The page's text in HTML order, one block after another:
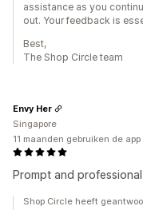
assistance as you
out. Your feedback is
Best,
The Shop Circle team
Prompt and
Envy Her
Singapore
11 maanden gebruiken de app
Shop Circle heeft